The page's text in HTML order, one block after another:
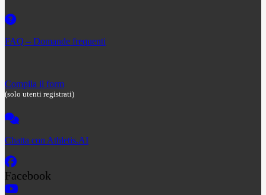
FAQ – Domande frequenti
Compila il form
(solo utenti registrati)
Chatta con Athletis.AI
Facebook